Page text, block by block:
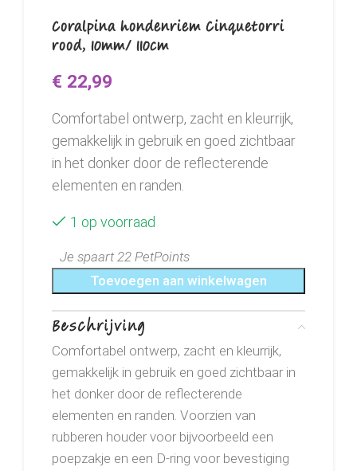
Coralpina hondenriem Cinquetorri
rood, 10mm/ 110cm
€ 22,99
Comfortabel ontwerp, zacht en kleurrijk,
gemakkelijk in gebruik en goed zichtbaar
in het donker door de reflecterende
elementen en randen.
1 op voorraad
Je spaart 22 PetPoints
Toevoegen aan winkelwagen
Beschrijving
Comfortabel ontwerp, zacht en kleurrijk,
gemakkelijk in gebruik en goed zichtbaar in
het donker door de reflecterende
elementen en randen. Voorzien van
rubberen houder voor bijvoorbeeld een
poepzakje en een D-ring voor bevestiging